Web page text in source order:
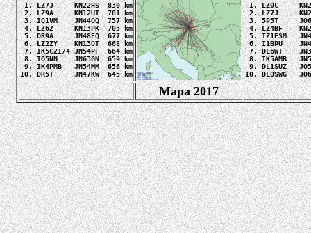
1. LZ7J     KN22HS  830 km
2. LZ9A     KN12UT  781 km
3. IQ1VM    JN44OQ  757 km
4. LZ6Z     KN13PK  705 km
5. DR9A     JN48EQ  677 km
6. LZ2ZY    KN13OT  668 km
7. IK5CZI/4 JN54PF  664 km
8. IQ5NN    JN63GN  659 km
9. IK4PMB   JN54MM  656 km
10. DR5T     JN47KW  645 km
1. LZ0C
2. LZ7J
3. 5P5T
4. LZ4BF
5. IZ1ESM
6. I1BPU
7. DL6WT
8. IK5AMB
9. DL1SUZ
10. DL0SWG
Mapa 2017